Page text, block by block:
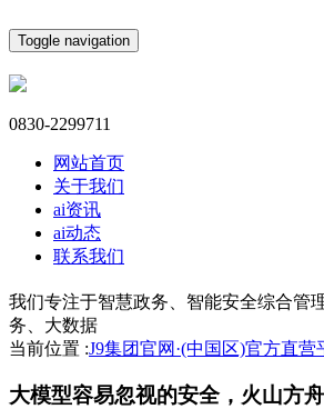
Toggle navigation
0830-2299711
网站首页
关于我们
ai资讯
ai动态
联系我们
我们专注于智慧政务、智能安全综合管
务、大数据
当前位置 :J9集团官网·(中国区)官方直营
大模型容易忽视的安全，火山方